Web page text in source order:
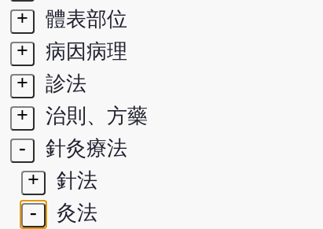
+
體表部位
+
病因病理
+
診法
+
治則、方藥
-
針灸療法
+
針法
-
灸法